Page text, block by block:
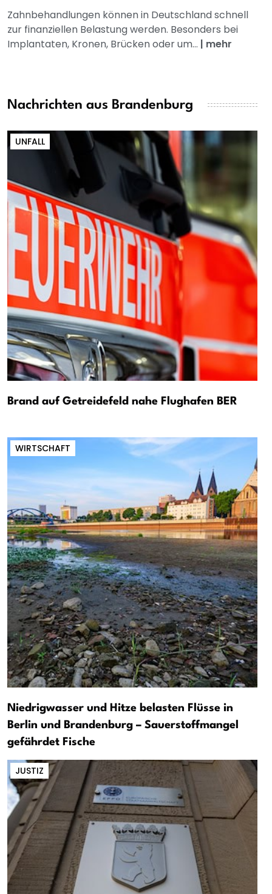
Zahnbehandlungen können in Deutschland schnell
zur finanziellen Belastung werden. Besonders bei
Implantaten, Kronen, Brücken oder um... | mehr
Nachrichten aus Brandenburg
UNFALL
Brand auf Getreidefeld nahe Flughafen BER
WIRTSCHAFT
Niedrigwasser und Hitze belasten Flüsse in
Berlin und Brandenburg – Sauerstoffmangel
gefährdet Fische
JUSTIZ